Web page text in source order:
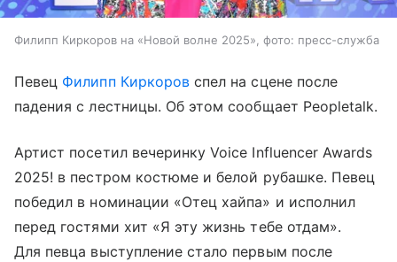
Филипп Киркоров на «Новой волне 2025», фото: пресс-служба
Певец Филипп Киркоров спел на сцене после
падения с лестницы. Об этом сообщает Peopletalk.
Артист посетил вечеринку Voice Influencer Awards
2025! в пестром костюме и белой рубашке. Певец
победил в номинации «Отец хайпа» и исполнил
перед гостями хит «Я эту жизнь тебе отдам».
Для певца выступление стало первым после